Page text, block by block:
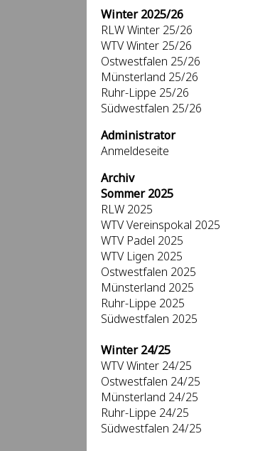
Winter 2025/26
RLW Winter 25/26
WTV Winter 25/26
Ostwestfalen 25/26
Münsterland 25/26
Ruhr-Lippe 25/26
Südwestfalen 25/26
Administrator
Anmeldeseite
Archiv
Sommer 2025
RLW 2025
WTV Vereinspokal 2025
WTV Padel 2025
WTV Ligen 2025
Ostwestfalen 2025
Münsterland 2025
Ruhr-Lippe 2025
Südwestfalen 2025
Winter 24/25
WTV Winter 24/25
Ostwestfalen 24/25
Münsterland 24/25
Ruhr-Lippe 24/25
Südwestfalen 24/25